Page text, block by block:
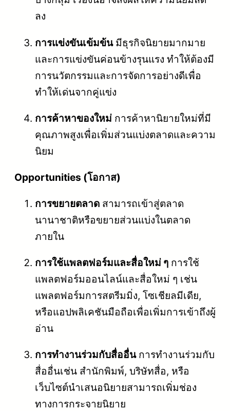
ลง
การแข่งขันเข้มข้นมีธุรกิจนิยายมากมาย
และการแข่งขันค่อนข้างรุนแรง ทำให้ต้องมี
การนวัตกรรมและการจัดการอย่างดีเพื่อ
ทำให้เด่นจากคู่แข่ง
การค้าหาของใหม่ การค้าหานิยายใหม่ที่มี
คุณภาพสูงเพื่อเพิ่มส่วนแบ่งตลาดและความ
นิยม
Opportunities (โอกาส)
การขยายตลาด สามารถเข้าสู่ตลาด
นานาชาติหรือขยายส่วนแบ่งในตลาด
ภายใน
การใช้แพลตฟอร์มและสื่อใหม่ ๆ การใช้
แพลตฟอร์มออนไลน์และสื่อใหม่ ๆ เช่น
แพลตฟอร์มการสตรีมมิ่ง, โซเชียลมีเดีย,
หรือแอปพลิเคชันมือถือเพื่อเพิ่มการเข้าถึงผู้
อ่าน
การทำงานร่วมกับสื่ออื่นการทำงานร่วมกับ
สื่ออื่นเช่น สำนักพิมพ์, บริษัทสื่อ, หรือ
เว็บไซต์นำเสนอนิยายสามารถเพิ่มช่อง
ทางการกระจายนิยาย